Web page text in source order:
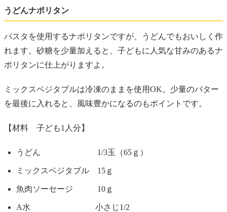
うどんナポリタン
パスタを使用するナポリタンですが、うどんでもおいしく作
れます。砂糖を少量加えると、子どもに人気な甘みのあるナ
ポリタンに仕上がりますよ。
ミックスベジタブルは冷凍のままを使用OK。少量のバター
を最後に入れると、風味豊かになるのもポイントです。
【材料 子ども1人分】
うどん 1/3玉（65ｇ）
ミックスベジタブル 15ｇ
魚肉ソーセージ 10ｇ
A水 小さじ1/2